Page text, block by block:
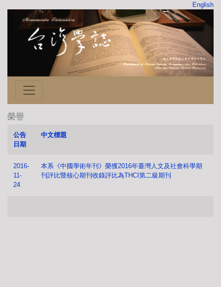
English
榮譽
公告
日期
中文標題
2016-
11-
24
本系《中國學術年刊》榮獲2016年臺灣人文及社會科學期
刊評比暨核心期刊收錄評比為THCI第二級期刊